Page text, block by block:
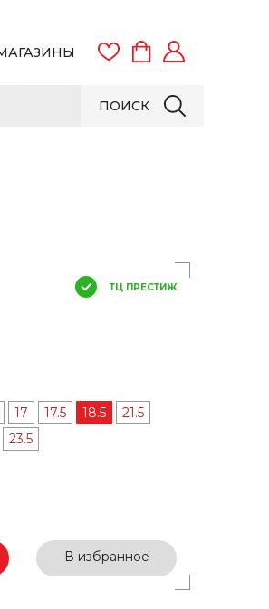
ПОИСК
ТЦ ПРЕСТИЖ
17 17.5 18.5
21.5
23.5
В избранное